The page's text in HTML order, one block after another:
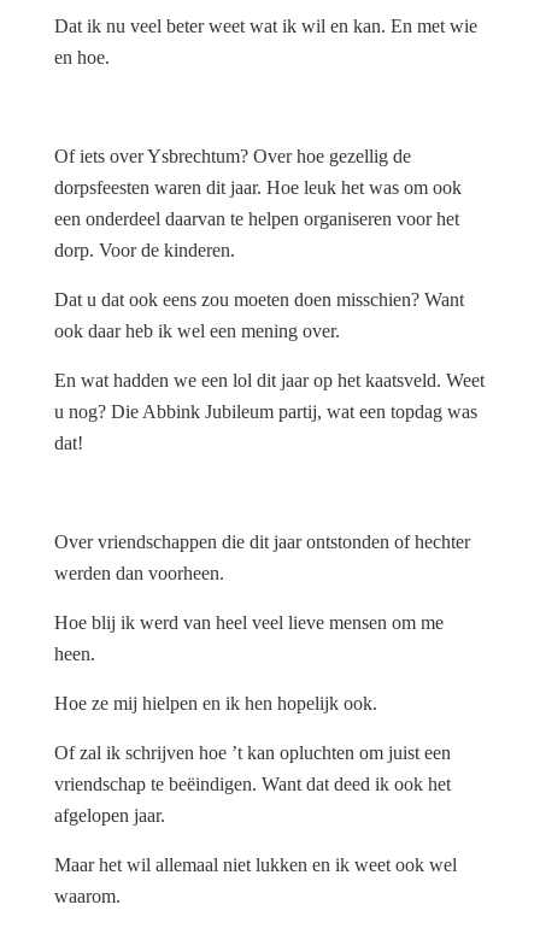
Dat ik nu veel beter weet wat ik wil en kan. En met wie
en hoe.
Of iets over Ysbrechtum? Over hoe gezellig de
dorpsfeesten waren dit jaar. Hoe leuk het was om ook
een onderdeel daarvan te helpen organiseren voor het
dorp. Voor de kinderen.
Dat u dat ook eens zou moeten doen misschien? Want
ook daar heb ik wel een mening over.
En wat hadden we een lol dit jaar op het kaatsveld. Weet
u nog? Die Abbink Jubileum partij, wat een topdag was
dat!
Over vriendschappen die dit jaar ontstonden of hechter
werden dan voorheen.
Hoe blij ik werd van heel veel lieve mensen om me
heen.
Hoe ze mij hielpen en ik hen hopelijk ook.
Of zal ik schrijven hoe ’t kan opluchten om juist een
vriendschap te beëindigen. Want dat deed ik ook het
afgelopen jaar.
Maar het wil allemaal niet lukken en ik weet ook wel
waarom.